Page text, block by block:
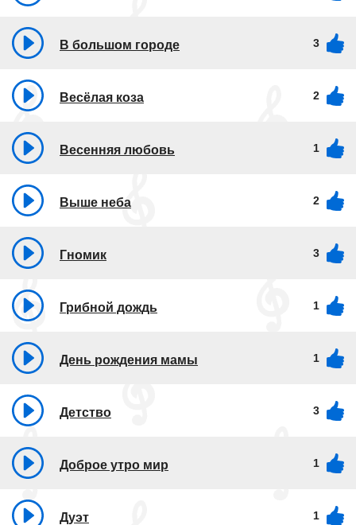
В большом городе 3
Весёлая коза 2
Весенняя любовь 1
Выше неба 2
Гномик 3
Грибной дождь 1
День рождения мамы 1
Детство 3
Доброе утро мир 1
Дуэт 1